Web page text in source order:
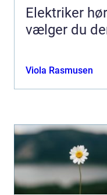
Elektriker
vælger du
Viola Rasmusen